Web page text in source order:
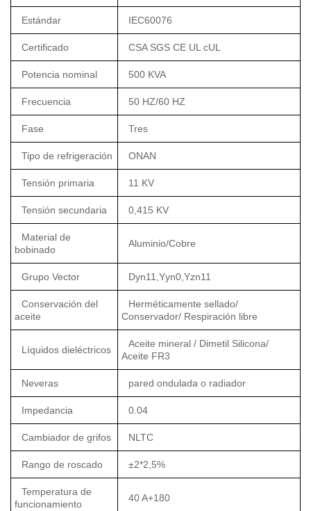
Estándar IEC60076
Certificado CSA SGS CE UL cUL
Potencia nominal 500 KVA
Frecuencia 50 HZ/60 HZ
Fase Tres
Tipo de refrigeración ONAN
Tensión primaria 11 KV
Tensión secundaria 0,415 KV
Material de
bobinado
Aluminio/Cobre
Grupo Vector Dyn11,Yyn0,Yzn11
Conservación del
aceite
Herméticamente sellado/
Conservador/ Respiración libre
Líquidos dieléctricos
Aceite mineral / Dimetil Silicona/
Aceite FR3
Neveras pared ondulada o radiador
Impedancia 0.04
Cambiador de grifos NLTC
Rango de roscado ±2*2,5%
Temperatura de
funcionamiento
40 A+180